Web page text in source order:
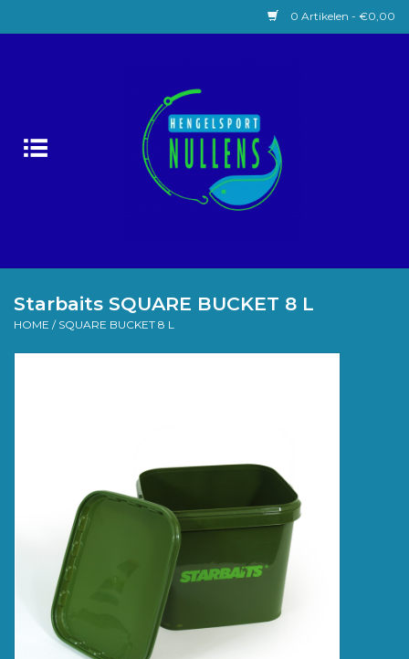
0 Artikelen - €0,00
Starbaits SQUARE BUCKET 8 L
HOME / SQUARE BUCKET 8 L